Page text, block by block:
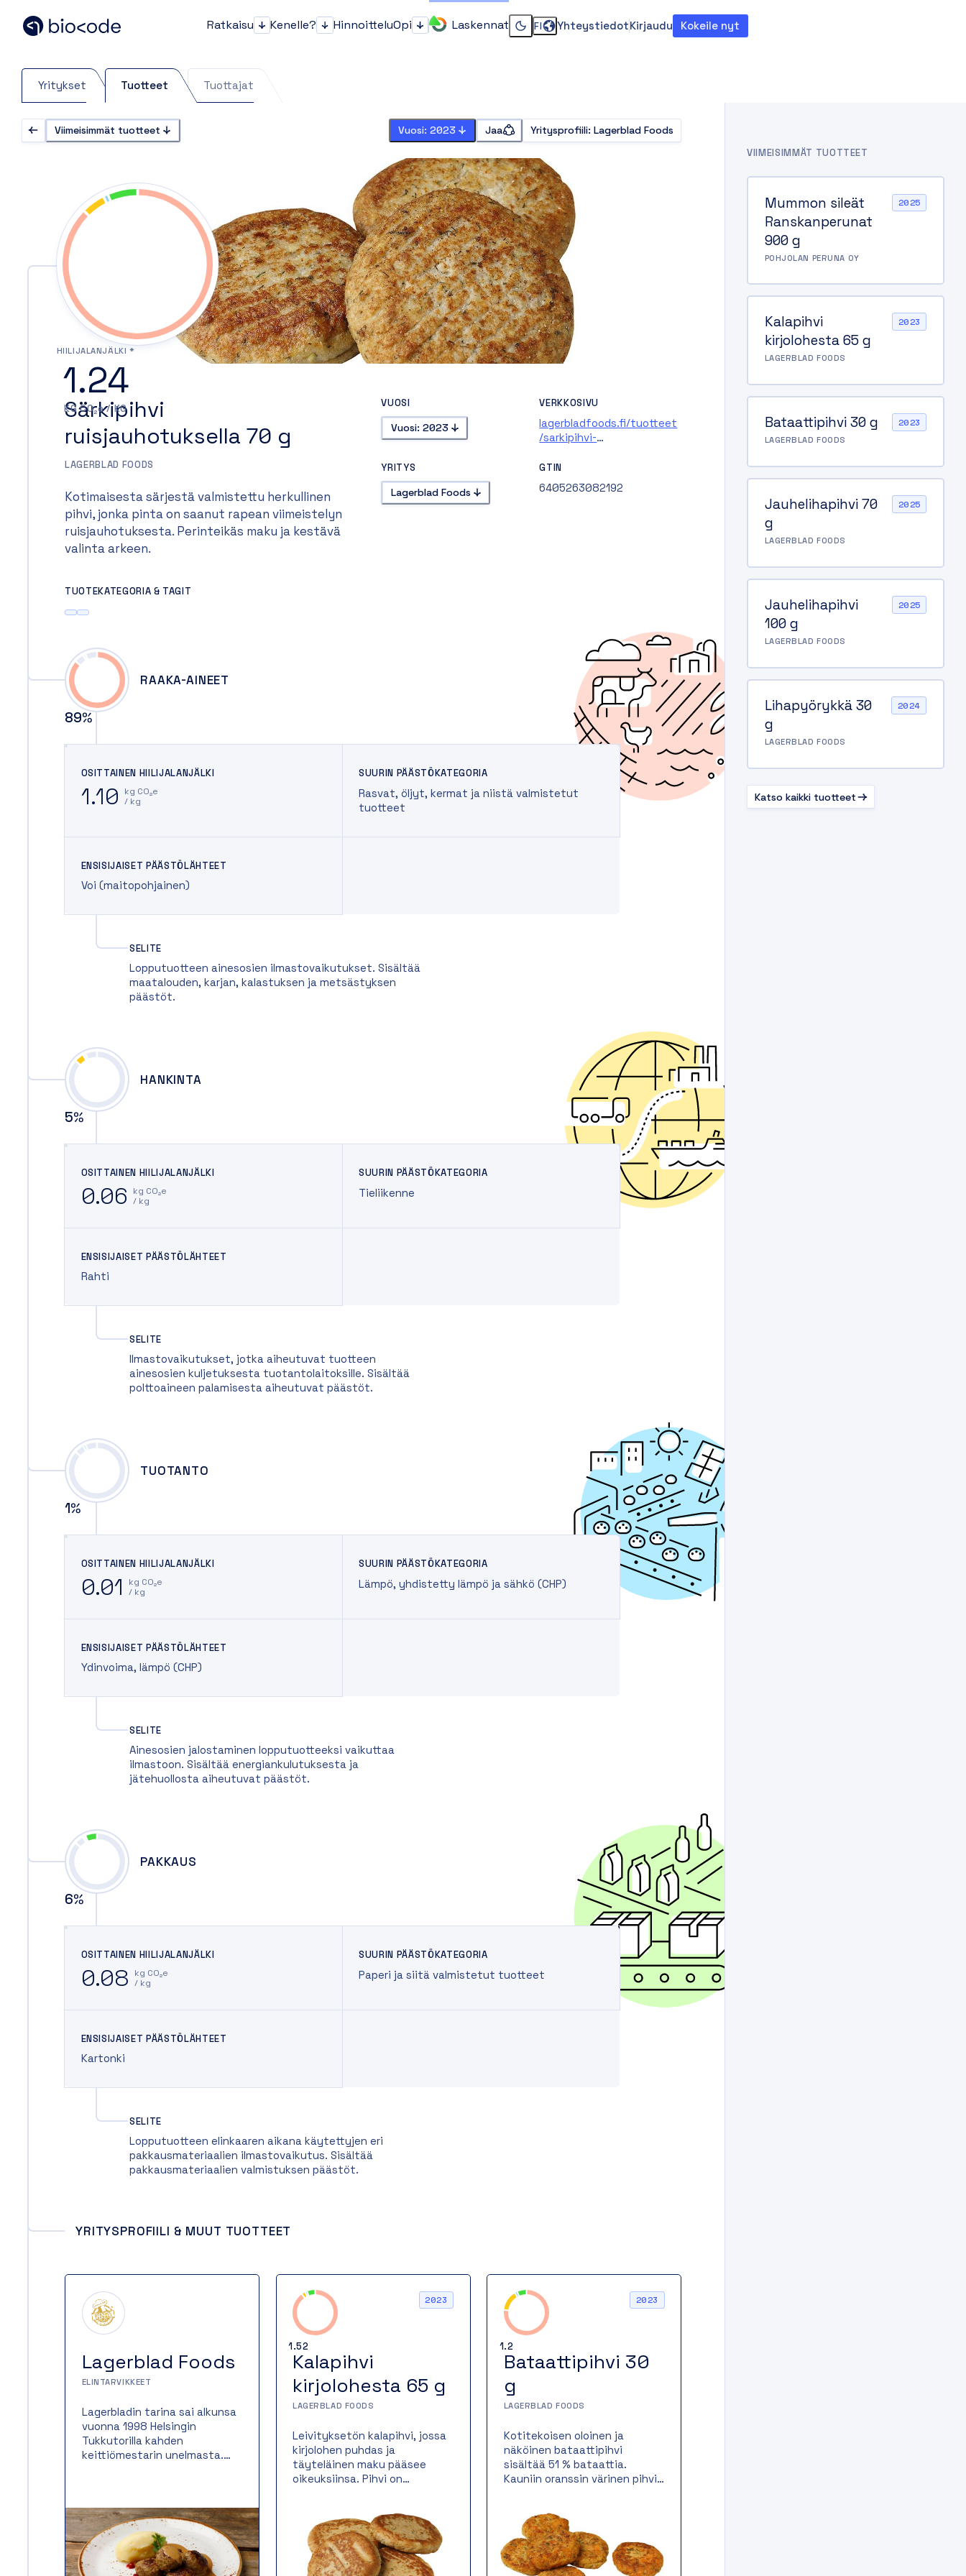
Ratkaisu Ratkaisu
Kenelle? Kenelle?
HinnoitteluOpi Opi Laskennat
Vaihda dark tai light teema
FI YhteystiedotKirjaudu Kokeile nyt
Yritykset Tuotteet Tuottajat
Viimeisimmät tuotteet Vuosi: 2023 Jaa Yritysprofiili: Lagerblad Foods
HIILIJALANJÄLKI *
1.24
KG CO₂e / KG
Särkipihvi
ruisjauhotuksella 70 g
LAGERBLAD FOODS
Kotimaisesta särjestä valmistettu herkullinen
pihvi, jonka pinta on saanut rapean viimeistelyn
ruisjauhotuksesta. Perinteikäs maku ja kestävä
valinta arkeen.
VUOSI
Vuosi: 2023
VERKKOSIVU
lagerbladfoods.fi/tuotteet
/sarkipihvi-
YRITYS
Lagerblad Foods
GTIN
6405263082192
TUOTEKATEGORIA & TAGIT
89%
RAAKA-AINEET
OSITTAINEN HIILIJALANJÄLKI
1.10
kg CO₂e
/ kg
SUURIN PÄÄSTÖKATEGORIA
Rasvat, öljyt, kermat ja niistä valmistetut
tuotteet
ENSISIJAISET PÄÄSTÖLÄHTEET
Voi (maitopohjainen)
SELITE
Lopputuotteen ainesosien ilmastovaikutukset. Sisältää
maatalouden, karjan, kalastuksen ja metsästyksen
päästöt.
5%
HANKINTA
OSITTAINEN HIILIJALANJÄLKI
0.06
kg CO₂e
/ kg
SUURIN PÄÄSTÖKATEGORIA
Tieliikenne
ENSISIJAISET PÄÄSTÖLÄHTEET
Rahti
SELITE
Ilmastovaikutukset, jotka aiheutuvat tuotteen
ainesosien kuljetuksesta tuotantolaitoksille. Sisältää
polttoaineen palamisesta aiheutuvat päästöt.
1%
TUOTANTO
OSITTAINEN HIILIJALANJÄLKI
0.01
kg CO₂e
/ kg
SUURIN PÄÄSTÖKATEGORIA
Lämpö, yhdistetty lämpö ja sähkö (CHP)
ENSISIJAISET PÄÄSTÖLÄHTEET
Ydinvoima, lämpö (CHP)
SELITE
Ainesosien jalostaminen lopputuotteeksi vaikuttaa
ilmastoon. Sisältää energiankulutuksesta ja
jätehuollosta aiheutuvat päästöt.
6%
PAKKAUS
OSITTAINEN HIILIJALANJÄLKI
0.08
kg CO₂e
/ kg
SUURIN PÄÄSTÖKATEGORIA
Paperi ja siitä valmistetut tuotteet
ENSISIJAISET PÄÄSTÖLÄHTEET
Kartonki
SELITE
Lopputuotteen elinkaaren aikana käytettyjen eri
pakkausmateriaalien ilmastovaikutus. Sisältää
pakkausmateriaalien valmistuksen päästöt.
YRITYSPROFIILI & MUUT TUOTTEET
Lagerblad Foods
ELINTARVIKKEET
Lagerbladin tarina sai alkunsa
vuonna 1998 Helsingin
Tukkutorilla kahden
keittiömestarin unelmasta.
suussa sulavaa ruokaa
hotellien ja ravintoloiden
vaativiin tarpeisiin. Aluksi oli
vain kahden keittiömestarin
unelma hyvästä ruoasta –
1.52
2023
Kalapihvi
kirjolohesta 65 g
LAGERBLAD FOODS
Leivityksetön kalapihvi, jossa
kirjolohen puhdas ja
täyteläinen maku pääsee
oikeuksiinsa. Pihvi on
kullankeltaisen paistopinnan
ja mehevän rakenteen.
Monipuolinen kalapihvi sopii
erinomaisesti niin
1.2
2023
Bataattipihvi 30
g
LAGERBLAD FOODS
Kotitekoisen oloinen ja
näköinen bataattipihvi
sisältää 51 % bataattia.
Kauniin oranssin värinen pihvi
kalaruoan lisukkeena.
Bataattipihvi paistetaan
valurautapannulla, jossa se
saa rapean ja herkullisen
VIIMEISIMMÄT TUOTTEET
2025
Mummon sileät
Ranskanperunat
900 g
POHJOLAN PERUNA OY
2023
Kalapihvi
kirjolohesta 65 g
LAGERBLAD FOODS
2023
Bataattipihvi 30 g
LAGERBLAD FOODS
2025
Jauhelihapihvi 70
g
LAGERBLAD FOODS
2025
Jauhelihapihvi
100 g
LAGERBLAD FOODS
2024
Lihapyörykkä 30
g
LAGERBLAD FOODS
Katso kaikki tuotteet